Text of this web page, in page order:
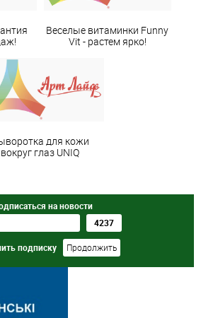
Веселые витаминки Funny
Vit - растем ярко!
для кожи
вокруг глаз UNIQ
на новости
подписку